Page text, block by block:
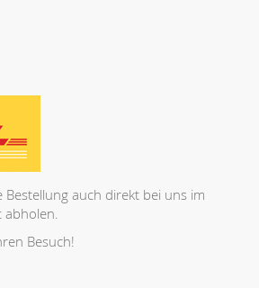
Bestellung auch direkt bei uns im
abholen.
Besuch!